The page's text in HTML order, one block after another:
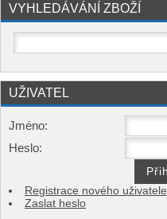
VYHLEDÁVÁNÍ ZBOŽÍ
UŽIVATEL
Jméno:
Heslo:
Registrace nového uživatele
Zaslat heslo